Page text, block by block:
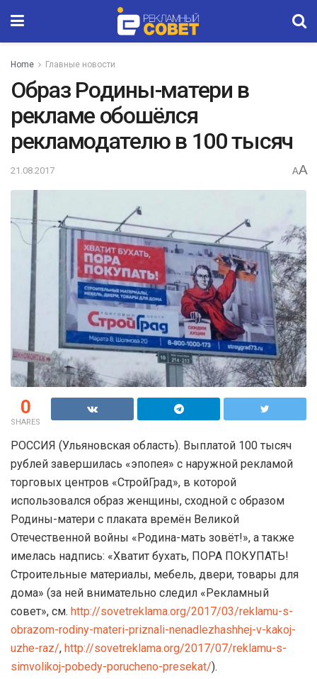
Home Главные новости
Образ Родины-матери в
рекламе обошёлся
рекламодателю в 100 тысяч
21.08.2017 AA
0
SHARES
РОССИЯ (Ульяновская область). Выплатой 100 тысяч
рублей завершилась «эпопея» с наружной рекламой
торговых центров «СтройГрад», в которой
использовался образ женщины, сходной с образом
Родины-матери с плаката времён Великой
Отечественной войны «Родина-мать зовёт!», а также
имелась надпись: «Хватит бухать, ПОРА ПОКУПАТЬ!
Строительные материалы, мебель, двери, товары для
дома» (за ней внимательно следил «Рекламный
совет», см. http://sovetreklama.org/2017/03/reklamu-s-
obrazom-rodiny-materi-priznali-nenadlezhashhej-v-kakoj-
uzhe-raz/, http://sovetreklama.org/2017/07/reklamu-s-
simvolikoj-pobedy-porucheno-presekat/).